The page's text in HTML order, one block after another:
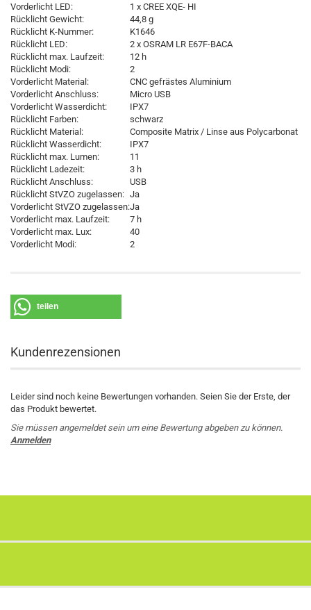
Vorderlicht LED:
1 x CREE XQE- HI
Rücklicht Gewicht:
44,8 g
Rücklicht K-Nummer:
K1646
Rücklicht LED:
2 x OSRAM LR E67F-BACA
Rücklicht max. Laufzeit:
12 h
Rücklicht Modi:
2
Vorderlicht Material:
CNC gefrästes Aluminium
Vorderlicht Anschluss:
Micro USB
Vorderlicht Wasserdicht:
IPX7
Rücklicht Farben:
schwarz
Rücklicht Material:
Composite Matrix / Linse aus Polycarbonat
Rücklicht Wasserdicht:
IPX7
Rücklicht max. Lumen:
11
Rücklicht Ladezeit:
3 h
Rücklicht Anschluss:
USB
Rücklicht StVZO zugelassen: Ja
Vorderlicht StVZO zugelassen:Ja
Vorderlicht max. Laufzeit:
7 h
Vorderlicht max. Lux:
40
Vorderlicht Modi:
2
teilen
Kundenrezensionen
Leider sind noch keine Bewertungen vorhanden. Seien Sie der Erste, der
das Produkt bewertet.
Sie müssen angemeldet sein um eine Bewertung abgeben zu können.
Anmelden